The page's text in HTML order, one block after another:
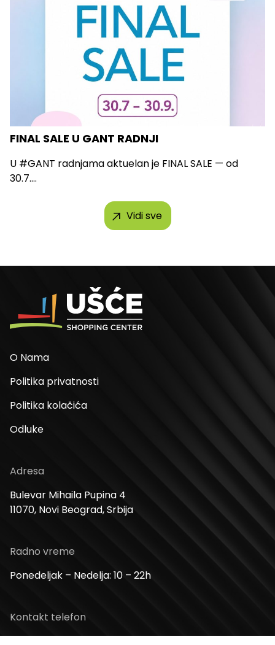
FINAL SALE U GANT RADNJI
U #GANT radnjama aktuelan je FINAL SALE — od
30.7....
Vidi sve
O Nama
Politika privatnosti
Politika kolačića
Odluke
Adresa
Bulevar Mihaila Pupina 4
11070, Novi Beograd, Srbija
Radno vreme
Ponedeljak – Nedelja: 10 – 22h
Kontakt telefon